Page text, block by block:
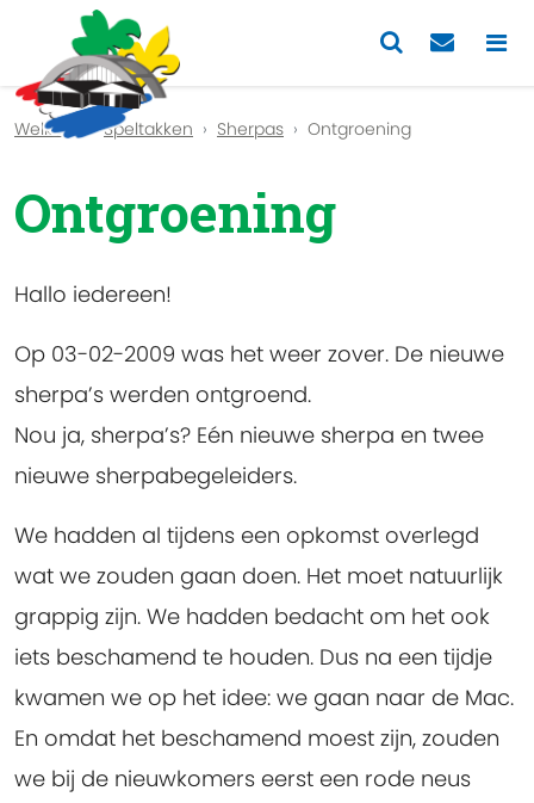
Previous
Welkom Speltakken Sherpas Ontgroening
Ontgroening
Hallo iedereen!
Op 03-02-2009 was het weer zover. De nieuwe
sherpa’s werden ontgroend.
Nou ja, sherpa’s? Eén nieuwe sherpa en twee
nieuwe sherpabegeleiders.
We hadden al tijdens een opkomst overlegd
wat we zouden gaan doen. Het moet natuurlijk
grappig zijn. We hadden bedacht om het ook
iets beschamend te houden. Dus na een tijdje
kwamen we op het idee: we gaan naar de Mac.
En omdat het beschamend moest zijn, zouden
we bij de nieuwkomers eerst een rode neus